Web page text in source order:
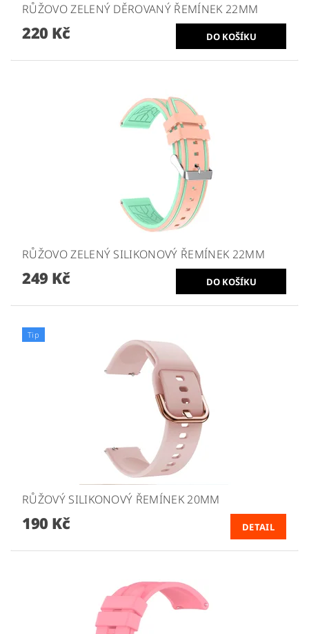
RŮŽOVO ZELENÝ DĚROVANÝ ŘEMÍNEK 22MM
220 Kč
RŮŽOVO ZELENÝ SILIKONOVÝ ŘEMÍNEK 22MM
249 Kč
Tip
RŮŽOVÝ SILIKONOVÝ ŘEMÍNEK 20MM
190 Kč DETAIL